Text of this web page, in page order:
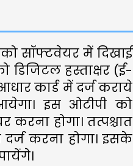
सॉफ्टवेयर में दिखाई
हस्ताक्षर (ई-
कार्ड में दर्ज कराये
इस ओटीपी को
होगा। तत्पश्चात
करना होगा। इसके